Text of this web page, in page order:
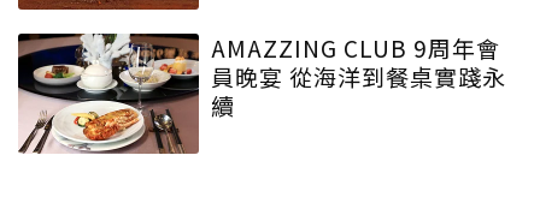
AMAZZING CLUB 9周年會
員晚宴 從海洋到餐桌實踐永
續